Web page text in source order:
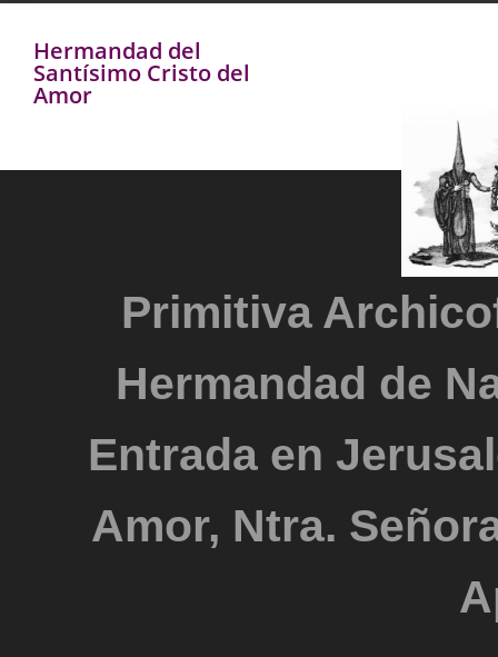
Hermandad del
Santísimo Cristo del
Amor
Primitiva
Hermandad de
Entrada en
Amor, Ntra.